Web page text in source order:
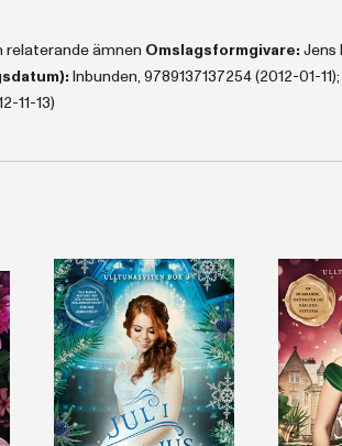
ämnen Omslagsformgivare: Jens
Inbunden, 9789137137254 (2012-01-
11-13)